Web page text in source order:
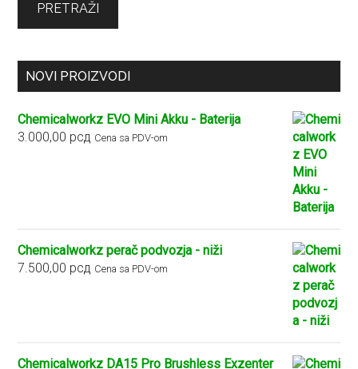
PRETRAŽI
NOVI PROIZVODI
Chemicalworkz EVO Mini Akku - Baterija
3.000,00 рсд Cena sa PDV-om
Chemicalworkz perač podvozja - niži
7.500,00 рсд Cena sa PDV-om
Chemicalworkz DA15 Pro Brushless Exzenter